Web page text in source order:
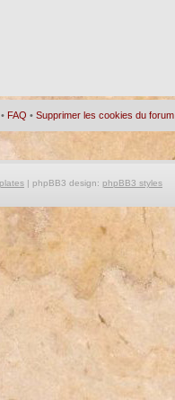
• FAQ •Supprimer les cookies du forum
| phpBB3 design: phpBB3 styles